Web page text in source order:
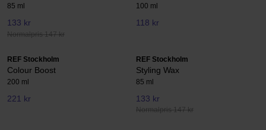
85 ml
133 kr
Normalpris 147 kr
100 ml
118 kr
REF Stockholm
Colour Boost
200 ml
221 kr
REF Stockholm
Styling Wax
85 ml
133 kr
Normalpris 147 kr